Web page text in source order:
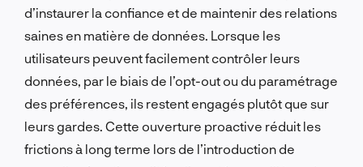
d’instaurer la confiance et de maintenir des relations
saines en matière de données. Lorsque les
utilisateurs peuvent facilement contrôler leurs
données, par le biais de l’opt-out ou du paramétrage
des préférences, ils restent engagés plutôt que sur
leurs gardes. Cette ouverture proactive réduit les
frictions à long terme lors de l’introduction de